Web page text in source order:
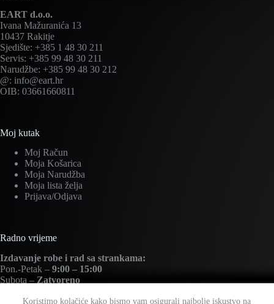
Koristimo kolačiće kako bismo vam osigurali najbolje iskustvo na
EART d.o.o.
Ivana Mažuranića 13
10437 Rakitje
Sjedište: +385 1 48 30 211
Servis: +385 99 48 30 211
Narudžbe: +385 99 48 30 212
@: info@eart.hr
OIB: 03661660811
Moj kutak
Moj Račun
Moja Košarica
Moja Narudžba
Moja lista želja
Prijava/Odjava
Radno vrijeme
Izdavanje robe i rad sa strankama:
Pon.-Petak – 9:00 – 15:00
Subota – Zatvoreno